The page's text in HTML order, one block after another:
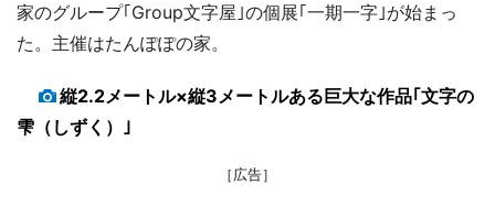
家のグループ｢Group文字屋｣の個展｢一期一字｣が始まっ
た。主催はたんぽぽの家。
縦2.2メートル×縦3メートルある巨大な作品｢文字の
雫（しずく）｣
［広告］